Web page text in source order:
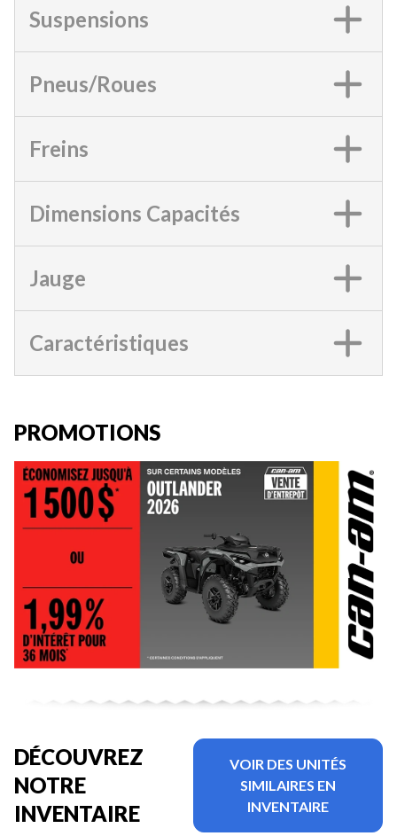
Suspensions
Pneus/Roues
Freins
Dimensions Capacités
Jauge
Caractéristiques
PROMOTIONS
DÉCOUVREZ
NOTRE
INVENTAIRE
VOIR DES UNITÉS
SIMILAIRES EN
INVENTAIRE